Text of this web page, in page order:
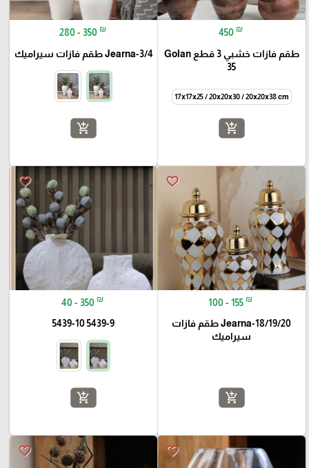
450 ₪
طقم فازات خشبي 3 قطع Golan
35
17x17x25 / 20x20x30 / 20x20x38 cm
add_shopping_cart
280 - 350 ₪
Jearna-3/4 طقم فازات سيراميك
add_shopping_cart
favorite_border
100 - 155 ₪
Jearna-18/19/20 طقم فازات
سيراميك
add_shopping_cart
favorite_border
40 - 350 ₪
5439-9 5439-10
add_shopping_cart
favorite_border
favorite_border